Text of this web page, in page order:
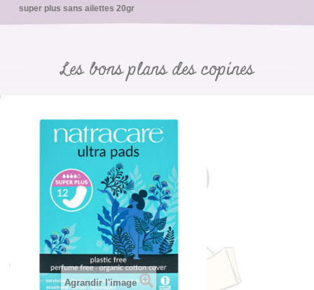
super plus sans ailettes 20gr
Les bons plans des copines
Agrandir l'image